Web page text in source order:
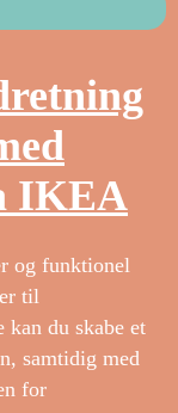
IKEA
og funktionel
til
du skabe et
samtidig med
for